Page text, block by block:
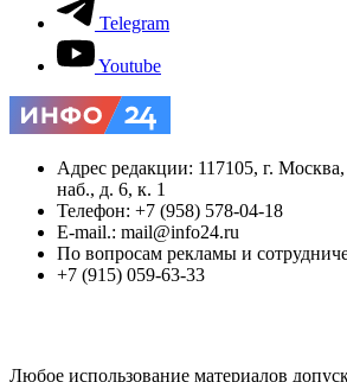
Telegram
Youtube
Адрес редакции: 117105, г.
наб., д. 6, к. 1
Телефон: +7 (958) 578-04-18
E-mail.: mail@info24.ru
По вопросам рекламы и
+7 (915) 059-63-33
Любое использование материалов